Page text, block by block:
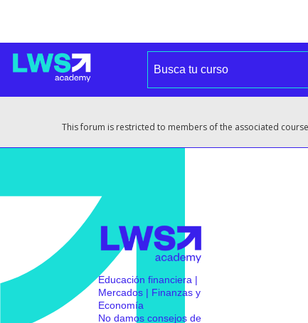
This forum is restricted to members of the associated
Educación financiera |
Mercados | Finanzas y
Economía
No damos consejos de